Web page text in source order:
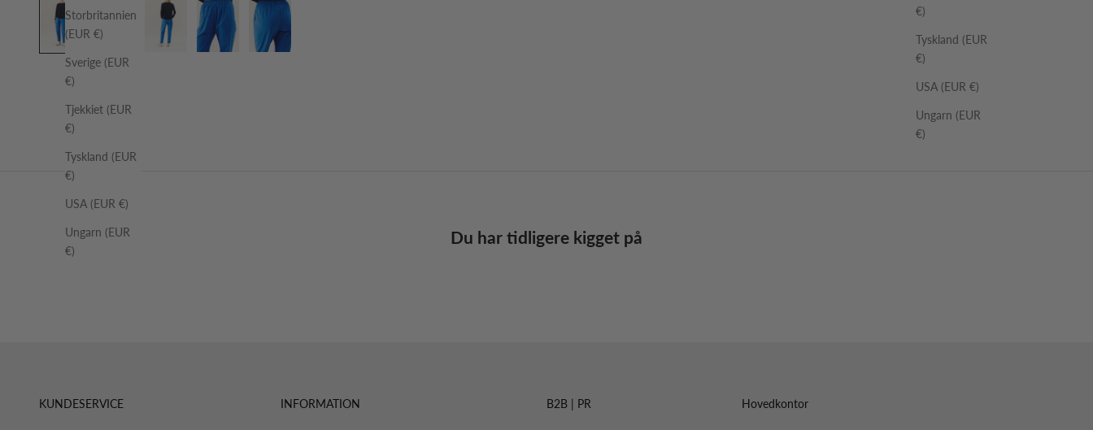
€)
Tyskland (EUR
€)
USA (EUR €)
Ungarn (EUR
€)
Storbritannien
(EUR €)
Sverige (EUR
€)
Tjekkiet (EUR
€)
Tyskland (EUR
€)
USA (EUR €)
Ungarn (EUR
€)
Du har tidligere kigget på
KUNDESERVICE INFORMATION B2B | PR Hovedkontor